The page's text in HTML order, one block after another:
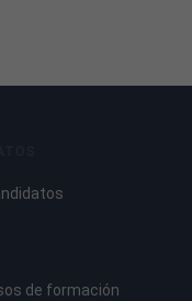
de formación